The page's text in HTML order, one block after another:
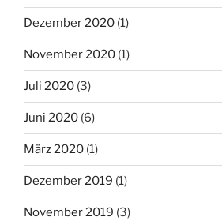
Dezember 2020 (1)
November 2020 (1)
Juli 2020 (3)
Juni 2020 (6)
März 2020 (1)
Dezember 2019 (1)
November 2019 (3)